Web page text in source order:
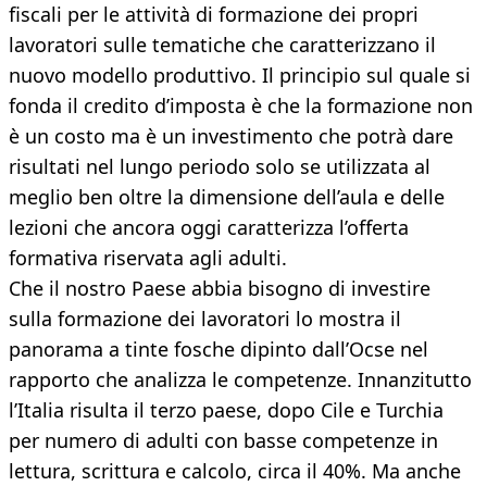
fiscali per le attività di formazione dei propri
lavoratori sulle tematiche che caratterizzano il
nuovo modello produttivo. Il principio sul quale si
fonda il credito d’imposta è che la formazione non
è un costo ma è un investimento che potrà dare
risultati nel lungo periodo solo se utilizzata al
meglio ben oltre la dimensione dell’aula e delle
lezioni che ancora oggi caratterizza l’offerta
formativa riservata agli adulti.
Che il nostro Paese abbia bisogno di investire
sulla formazione dei lavoratori lo mostra il
panorama a tinte fosche dipinto dall’Ocse nel
rapporto che analizza le competenze. Innanzitutto
l’Italia risulta il terzo paese, dopo Cile e Turchia
per numero di adulti con basse competenze in
lettura, scrittura e calcolo, circa il 40%. Ma anche